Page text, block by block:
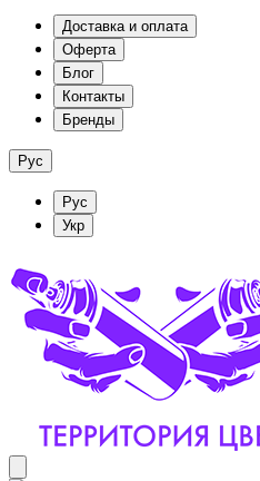
Доставка и оплата
Оферта
Блог
Контакты
Бренды
Рус
Рус
Укр